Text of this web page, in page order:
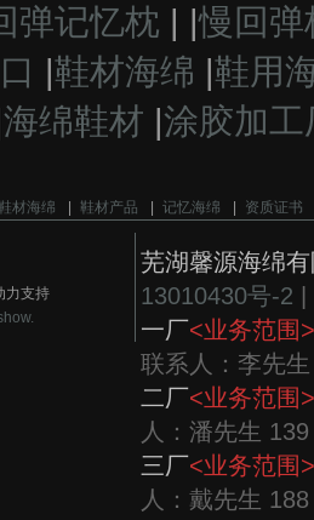
弹记忆枕 | |慢回弹
|鞋材海绵 |鞋用
海绵鞋材 |涂胶加工
材海绵 鞋材产品 记忆海绵 资质证书
力支持
芜湖馨源海绵
13010430号-2
一厂<业务范围>
联系人：李先
二厂<业务范围>
人：潘先生
三厂<业务范围>
人：戴先生